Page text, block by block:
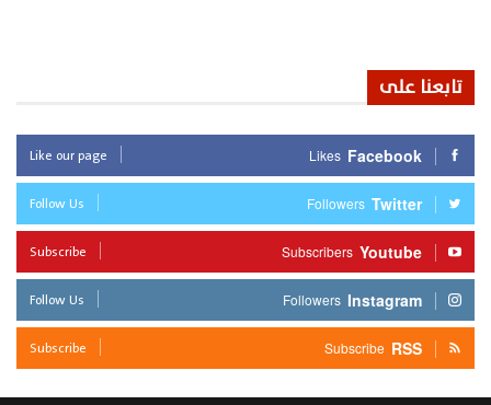
تابعنا على
Facebook
Likes
Like our page
Twitter
Followers
Follow Us
Youtube
Subscribers
Subscribe
Instagram
Followers
Follow Us
RSS
Subscribe
Subscribe